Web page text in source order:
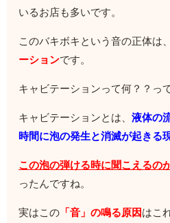
いるお店も多いです。
このバキボキという音の正体は
ーションです。
キャビテーションって何？？っ
キャビテーションとは、液体の
時間に泡の発生と消滅が起きる
この泡の弾ける時に聞こえるの
ったんですね。
実はこの 「音」の鳴る原因はこ